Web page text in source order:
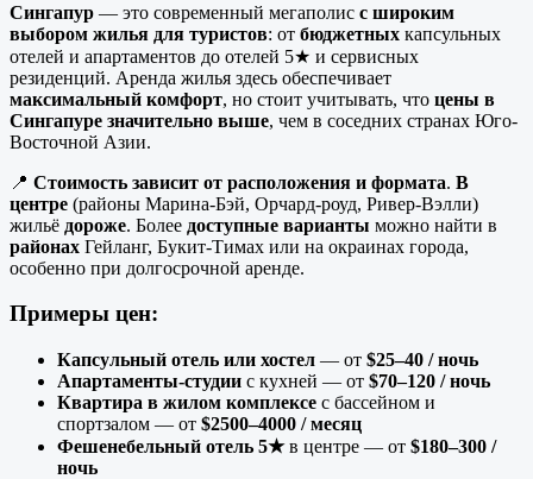
Сингапур — это современный мегаполис с широким
выбором жилья для туристов: от бюджетных капсульных
отелей и апартаментов до отелей 5★ и сервисных
резиденций. Аренда жилья здесь обеспечивает
максимальный комфорт, но стоит учитывать, что цены в
Сингапуре значительно выше, чем в соседних странах Юго-
Восточной Азии.
📍 Стоимость зависит от расположения и формата. В
центре (районы Марина-Бэй, Орчард-роуд, Ривер-Вэлли)
жильё дороже. Более доступные варианты можно найти в
районах Гейланг, Букит-Тимах или на окраинах города,
особенно при долгосрочной аренде.
Примеры цен:
Капсульный отель или хостел — от $25–40 / ночь
Апартаменты-студии с кухней — от $70–120 / ночь
Квартира в жилом комплексе с бассейном и
спортзалом — от $2500–4000 / месяц
Фешенебельный отель 5★в центре — от $180–300 /
ночь